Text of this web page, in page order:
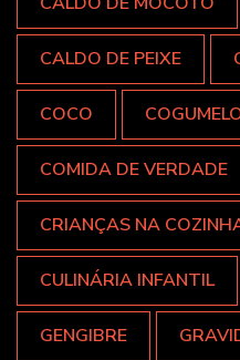
CALDO DE PEIXE
COCO
COMIDA DE VERDADE
CRIANÇAS NA
CULINÁRIA INFANTIL
GENGIBRE